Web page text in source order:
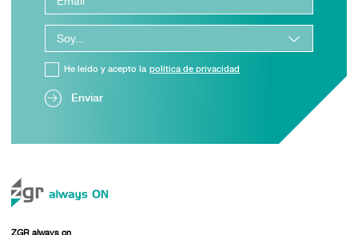
Enviar
He leído y acepto la política de privacidad
ZGR always on